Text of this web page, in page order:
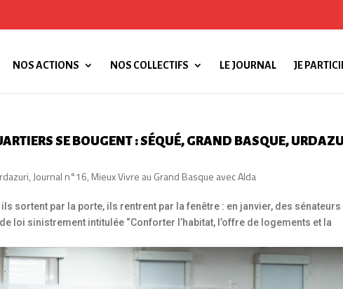
NOS ACTIONS NOS COLLECTIFS LE JOURNAL JE
SE BOUGENT : SÉQUÉ, GRAND BASQUE,
, Journal n°16, Mieux Vivre au Grand Basque avec Alda
sortent par la porte, ils rentrent par la fenêtre : en janvier, des sénateurs
loi sinistrement intitulée “Conforter l’habitat, l’offre de logements et la